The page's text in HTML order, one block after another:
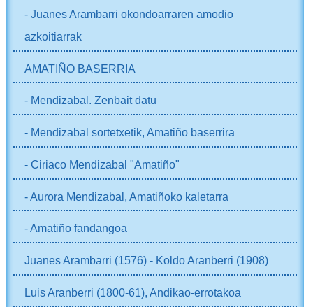
- Juanes Arambarri okondoarraren amodio
azkoitiarrak
AMATIÑO BASERRIA
- Mendizabal. Zenbait datu
- Mendizabal sortetxetik, Amatiño baserrira
- Ciriaco Mendizabal "Amatiño"
- Aurora Mendizabal, Amatiñoko kaletarra
- Amatiño fandangoa
Juanes Arambarri (1576) - Koldo Aranberri (1908)
Luis Aranberri (1800-61), Andikao-errotakoa